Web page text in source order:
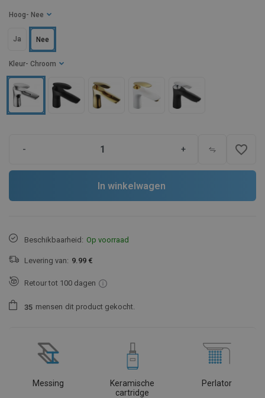
Kleur - Chroom
Hoog - Nee
Ja Nee
- + favorite_border
In winkelwagen
Beschikbaarheid: Op voorraad
Levering van: 9.99 €
Retour tot 100 dagen
35 mensen dit product gekocht.
Messing
Keramische
cartridge
Perlator